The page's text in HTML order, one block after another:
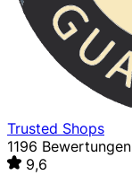
Trusted Shops
1196 Bewertungen
9,6